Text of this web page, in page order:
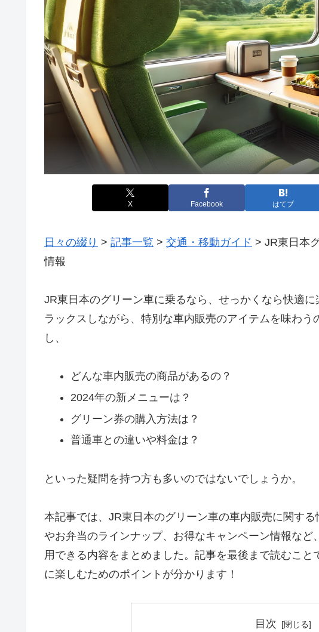
X Facebook はてブ
日々の綴り > 記事一覧 > 交通・移動ガイド > JR東日本
情報
JR東日本のグリーン車に乗るなら、せっかくなら快適
ラックスしながら、特別な車内販売のアイテムを味わ
し、
どんな車内販売の商品があるの？
2024年の新メニューは？
グリーン券の購入方法は？
普通車との違いや料金は？
といった疑問を持つ方も多いのではないでしょうか。
本記事では、JR東日本のグリーン車の車内販売に関す
やお弁当のラインナップ、お得なキャンペーン情報など
用できる内容をまとめました。記事を最後まで読むこ
に楽しむためのポイントが分かります！
目次